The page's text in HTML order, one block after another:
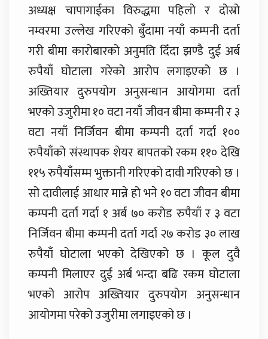
अध्यक्ष चापागाईका विरुद्धमा पहिलो र दोस्रो
नम्वरमा उल्लेख गरिएको बुँदामा नयाँ कम्पनी दर्ता
गरी बीमा कारोबारको अनुमति दिँदा झण्डै दुई अर्ब
रुपैयाँ घोटाला गरेको आरोप लगाइएको छ ।
अख्तियार दुरुपयोग अनुसन्धान आयोगमा दर्ता
भएको उजुरीमा १० वटा नयाँ जीवन बीमा कम्पनी र ३
वटा नयाँ निर्जिवन बीमा कम्पनी दर्ता गर्दा १००
रुपैयाँको संस्थापक शेयर बापतको रकम ११० देखि
११५ रुपैयाँसम्म भुक्तानी गरिएको दावी गरिएको छ ।
सो दावीलाई आधार मान्ने हो भने १० वटा जीवन बीमा
कम्पनी दर्ता गर्दा १ अर्ब ७० करोड रुपैयाँ र ३ वटा
निर्जिवन बीमा कम्पनी दर्ता गर्दा २७ करोड ३० लाख
रुपैयाँ घोटाला भएको देखिएको छ । कूल दुवै
कम्पनी मिलाएर दुई अर्ब भन्दा बढि रकम घोटाला
भएको आरोप अख्तियार दुरुपयोग अनुसन्धान
आयोगमा परेको उजुरीमा लगाइएको छ ।